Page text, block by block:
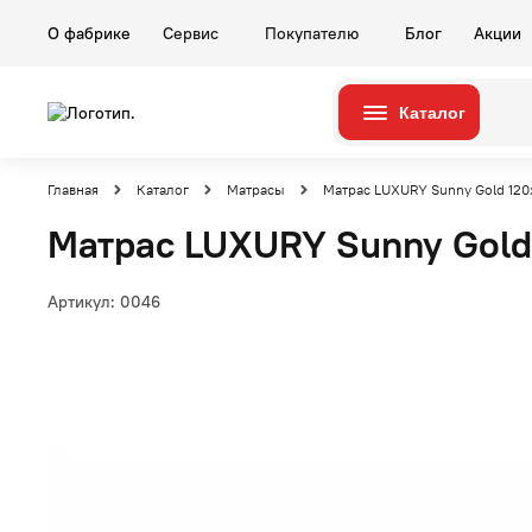
О фабрике Сервис Покупателю Блог Акции
Каталог
Серии
Комнаты
Главная Каталог Матрасы Матрас LUXURY Sunny Gold
Матрас LUXURY Sunny
Артикул: 0046